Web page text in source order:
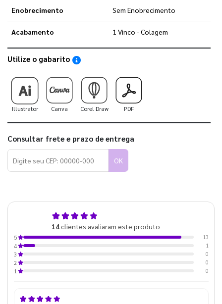
Enobrecimento Sem Enobrecimento
Acabamento 1 Vinco - Colagem
Utilize o gabarito Saiba como utilizar os nossos gabaritos
Illustrator Canva Corel Draw PDF
Consultar frete e prazo de entrega
OK
14clientes avaliaram este produto
5
13
4
1
3
0
2
0
1
0